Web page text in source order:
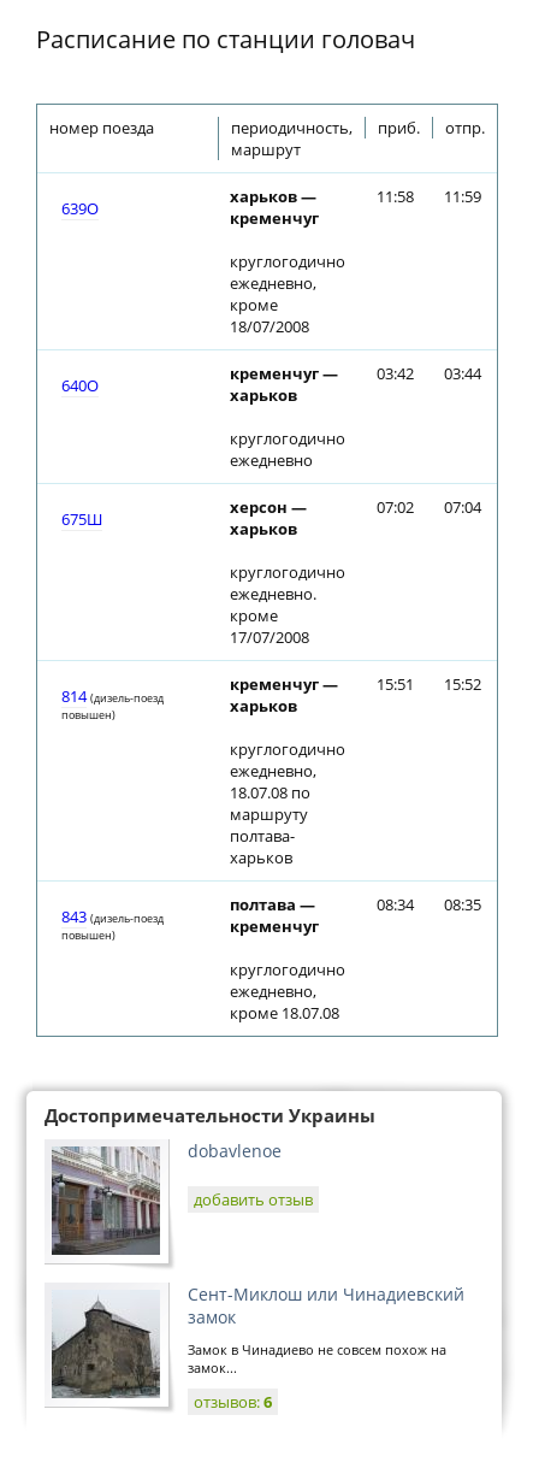
Расписание по станции головач
номер поезда
периодичность,
маршрут
приб. отпр.
639О
харьков —
кременчуг
круглогодично
ежедневно,
кроме
18/07/2008
11:58 11:59
640О
кременчуг —
харьков
круглогодично
ежедневно
03:42 03:44
675Ш
херсон —
харьков
круглогодично
ежедневно.
кроме
17/07/2008
07:02 07:04
814 (дизель-поезд
повышен)
кременчуг —
харьков
круглогодично
ежедневно,
18.07.08 по
маршруту
полтава-
харьков
15:51 15:52
843 (дизель-поезд
повышен)
полтава —
кременчуг
круглогодично
ежедневно,
кроме 18.07.08
08:34 08:35
Достопримечательности Украины
dobavlenoe
добавить отзыв
Сент-Миклош или Чинадиевский
замок
Замок в Чинадиево не совсем похож на
замок...
отзывов:6